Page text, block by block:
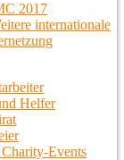
2017
internationale
Helfer
Events